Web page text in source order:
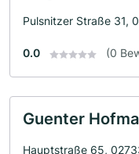
Pulsnitzer Straße 31,
0.0 (0
Guenter
Hauptstraße 65,